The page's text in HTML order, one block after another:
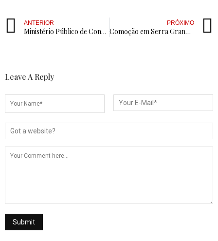
ANTERIOR
Ministério Público de Contas aponta possível acumulação ilegal de cargos por Corrinha Delfino e pede aprofundamento de investigação no TCE-PB
PRÓXIMO
Comoção em Serra Grande: Francisca de Ermeto perde a vida em acidente na PB-382
Leave A Reply